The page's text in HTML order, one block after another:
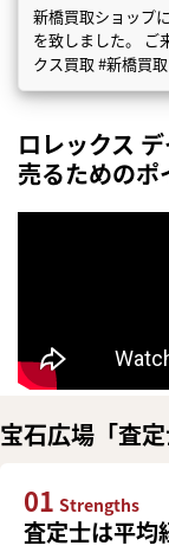
新橋買取ショップ
を致しました。 ご
クス買取 #新橋買
ロレックス
売るためのポ
宝石広場「査
01 Strengths
査定士は平均